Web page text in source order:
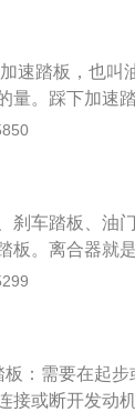
限限制。但70
提前刹车，
辆在加速和起
隐患。
速踏板，也叫
。踩下加速
力。2、B踏
器踏板，是手
出不同的操作取
刹车踏板、油
板。离合器就
运行中的机
其是刹车踏
当刹车踏板出
：需要在起
接或断开发动